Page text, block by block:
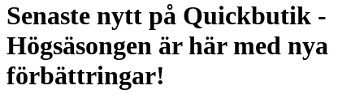
Senaste nytt på Quickbutik -
Högsäsongen är här med nya
förbättringar!